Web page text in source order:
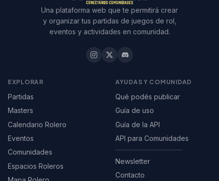
Una plataforma web que te permitirá crear
y organizar tus partidas de juegos de rol,
eventos y actividades en comunidad.
EXPLORAR
Partidas
Masters
Calendario Rolero
Eventos
Comunidades
Espacios Roleros
AYUDAS Y COMUNIDAD
Qué podés publicar
Guía de uso
Guía de la API
API para Comunidades
Newsletter
Contacto